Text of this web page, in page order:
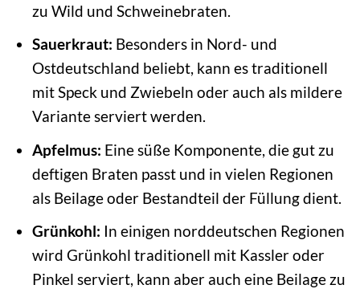
zu Wild und Schweinebraten.
Sauerkraut: Besonders in Nord- und
Ostdeutschland beliebt, kann es traditionell
mit Speck und Zwiebeln oder auch als mildere
Variante serviert werden.
Apfelmus: Eine süße Komponente, die gut zu
deftigen Braten passt und in vielen Regionen
als Beilage oder Bestandteil der Füllung dient.
Grünkohl: In einigen norddeutschen Regionen
wird Grünkohl traditionell mit Kassler oder
Pinkel serviert, kann aber auch eine Beilage zu